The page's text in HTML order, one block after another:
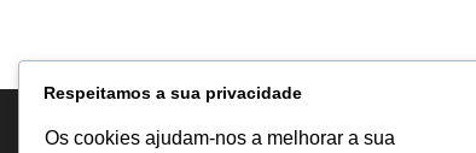
Respeitamos a sua privacidade
Os cookies ajudam-nos a melhorar a sua